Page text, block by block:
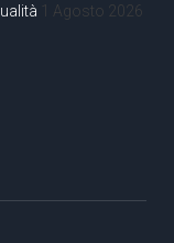
1 Agosto 2026